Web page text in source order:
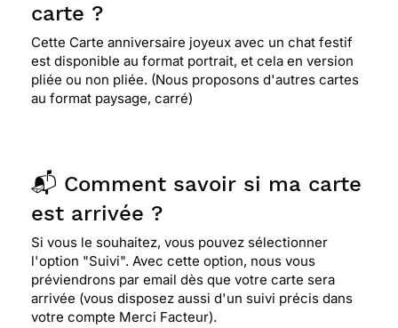
carte ?
Cette Carte anniversaire joyeux avec un chat festif
est disponible au format portrait, et cela en version
pliée ou non pliée. (Nous proposons d'autres cartes
au format paysage, carré)
📬 Comment savoir si ma carte
est arrivée ?
Si vous le souhaitez, vous pouvez sélectionner
l'option "Suivi". Avec cette option, nous vous
préviendrons par email dès que votre carte sera
arrivée (vous disposez aussi d'un suivi précis dans
votre compte Merci Facteur).